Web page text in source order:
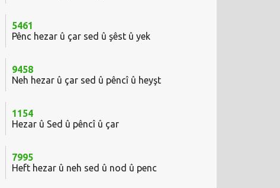
5461
Pênc hezar û çar sed û şêst û yek
9458
Neh hezar û çar sed û pêncî û heyşt
1154
Hezar û Sed û pêncî û çar
7995
Heft hezar û neh sed û nod û penc